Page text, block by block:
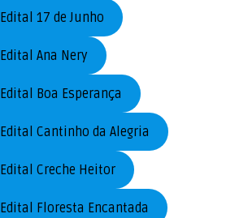
Edital 17 de Junho
Edital Ana Nery
Edital Boa Esperança
Edital Cantinho da Alegria
Edital Creche Heitor
Edital Floresta Encantada